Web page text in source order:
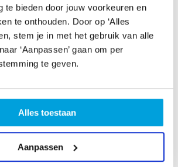
te bieden door jouw voorkeuren en
te onthouden. Door op ‘Alles
stem je in met het gebruik van alle
‘Aanpassen’ gaan om per
te geven.
Alles toestaan
Aanpassen
hun kennis en visie met je te delen
als imago, rechten, boekingen,
en geld. De sessies vinden plaats
en zijn interessant voor
acts, managers en andere
Popradar Academy wisselen per
popscene. Popradar Academy
door Popradar Music Support in
CultuurSchakel, Paard en GUAP.
organisatie binnen Popradar Den